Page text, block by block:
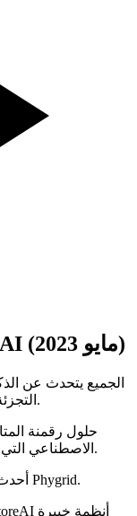
تعزيز تجربة التسوق مع StoreAI (مايو 2023)
الجميع يتحدث عن
التجزئة لا يحتاجون إلى الكلام بل يحتاجون إلى حلول.
الاصطناعي التي يمكنها تحسين تجربة التسوق بسرعة وسهولة.
انضم إلينا في إطلاق StoreAI أحدث تحسين لمنصة Phygrid.